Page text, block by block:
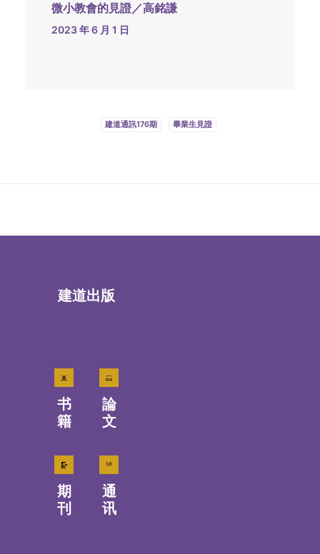
微小教會的見證／高銘謙
2023 年 6 月 1 日
建道通訊176期 畢業生見證
建道出版
书
籍
論
文
期
刊
通
讯